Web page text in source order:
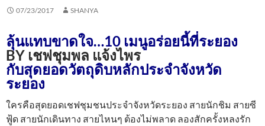
07/23/2017 SHANYA
ลุ้นแทบขาดใจ…10 เมนูอร่อยนี้ที่ระยอง
BY เชฟชุมพล แจ้งไพร
กับสุดยอดวัตถุดิบหลักประจำจังหวัด
ระยอง
ใครคือสุดยอดเชฟชุมชนประจำจังหวัดระยอง สายนักชิม สายซี
ฟู้ด สายนักเดินทาง สายไหนๆ ต้องไม่พลาด ลองสักครั้งหลงรัก